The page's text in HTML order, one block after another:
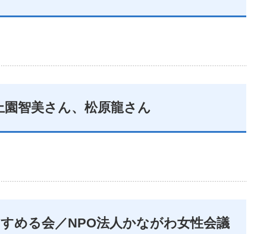
園智美さん、松原龍さん
める会／NPO法人かながわ女性会議